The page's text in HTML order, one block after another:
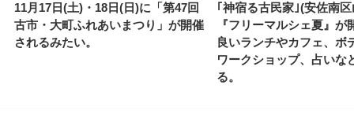
11月17日(土)・18日(日)に「第47回
古市・大町ふれあいまつり」が開催
されるみたい。
｢神宿る古民家｣(安佐南
『フリーマルシェ夏』が
良いランチやカフェ、ボ
ワークショップ、占いな
る。